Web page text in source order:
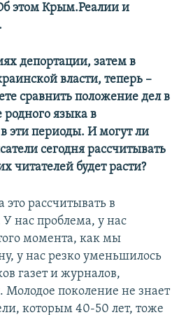
этом Крым.Реалии и
депортации, затем в
власти, теперь –
сравнить положение дел в
родного языка в
эти периоды. И могут ли
сегодня рассчитывать
читателей будет расти?
рассчитывать в
нас проблема, у нас
момента, как мы
у нас резко уменьшилось
газет и журналов,
Молодое поколение не знает
которым 40-50 лет, тоже